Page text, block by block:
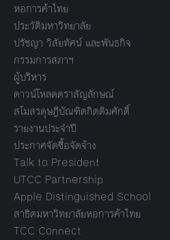
หอการค้าไทย
ประวัติมหาวิทยาลัย
ปรัชญา วิสัยทัศน์ และพันธกิจ
กรรมการสภาฯ
ผู้บริหาร
ดาวน์โหลดตราสัญลักษณ์
สโมสรดุษฎีบัณฑิตกิตติมศักดิ์
รายงานประจำปี
ประกาศจัดซื้อจัดจ้าง
Talk to President
UTCC Partnership
Apple Distinguished School
สาธิตมหาวิทยาลัยหอการค้าไทย
TCC Connect